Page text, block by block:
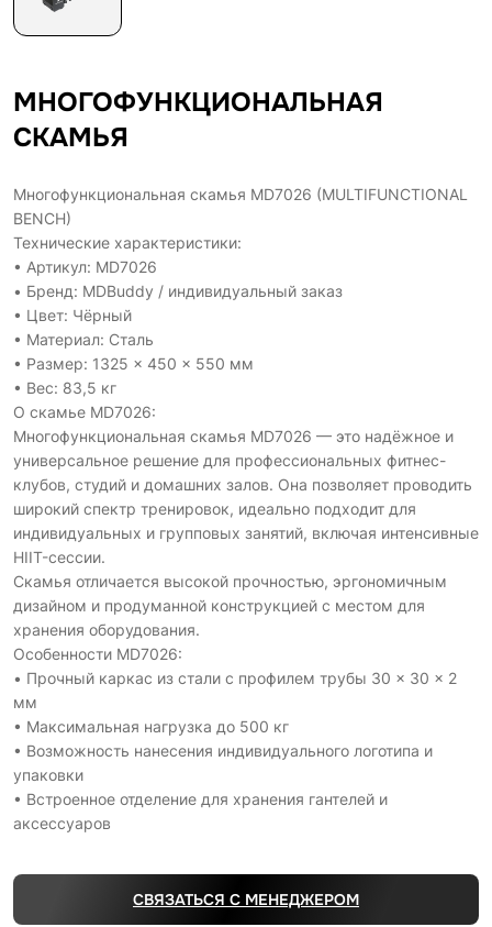
МНОГОФУНКЦИОНАЛЬНАЯ
СКАМЬЯ
Многофункциональная скамья MD7026 (MULTIFUNCTIONAL
BENCH)
Технические характеристики:
• Артикул: MD7026
• Бренд: MDBuddy / индивидуальный заказ
• Цвет: Чёрный
• Материал: Сталь
• Размер: 1325 × 450 × 550 мм
• Вес: 83,5 кг
О скамье MD7026:
Многофункциональная скамья MD7026 — это надёжное и
универсальное решение для профессиональных фитнес-
клубов, студий и домашних залов. Она позволяет проводить
широкий спектр тренировок, идеально подходит для
индивидуальных и групповых занятий, включая интенсивные
HIIT-сессии.
Скамья отличается высокой прочностью, эргономичным
дизайном и продуманной конструкцией с местом для
хранения оборудования.
Особенности MD7026:
• Прочный каркас из стали с профилем трубы 30 × 30 × 2
мм
• Максимальная нагрузка до 500 кг
• Возможность нанесения индивидуального логотипа и
упаковки
• Встроенное отделение для хранения гантелей и
аксессуаров
СВЯЗАТЬСЯ С МЕНЕДЖЕРОМ